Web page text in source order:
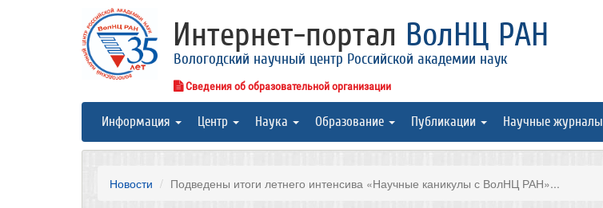
Интернет-портал ВолНЦ РАН
Вологодский научный центр Российской академии наук
Сведения об образовательной организации
Информация Центр Наука Образование Публикации Научные журналы
Новости Подведены итоги летнего интенсива «Научные каникулы с ВолНЦ РАН»...